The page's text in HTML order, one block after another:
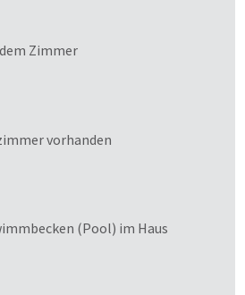
Zimmer
vorhanden
(Pool) im Haus